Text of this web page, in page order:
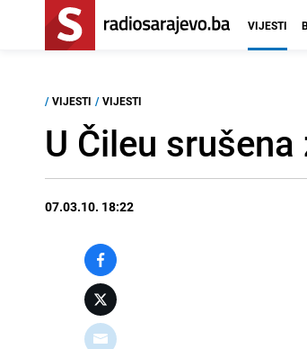
VIJESTI
/ VIJESTI / VIJESTI
U Čileu
07.03.10. 18:22